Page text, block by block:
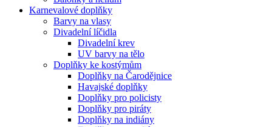
Karnevalové doplňky
Barvy na vlasy
Divadelní líčidla
Divadelní krev
UV barvy na tělo
Doplňky ke kostýmům
Doplňky na Čarodějnice
Havajské doplňky
Doplňky pro policisty
Doplňky pro piráty
Doplňky na indiány